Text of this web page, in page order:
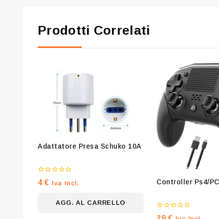
Prodotti Correlati
Adattatore Presa Schuko 10A
0
su
4€ Iva Incl.
AGG. AL CARRELLO
Controller Ps4/
0